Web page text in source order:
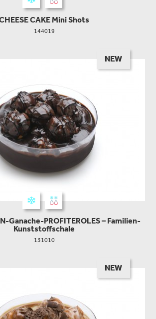
CAKE Mini Shots
144019
NEW
Ganache-PROFITEROLES – Familien-
Kunststoffschale
131010
NEW